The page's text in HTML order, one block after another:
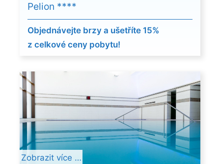
Pelion ****
Objednávejte brzy a ušetříte 15%
z celkové ceny pobytu!
Zobrazit více …